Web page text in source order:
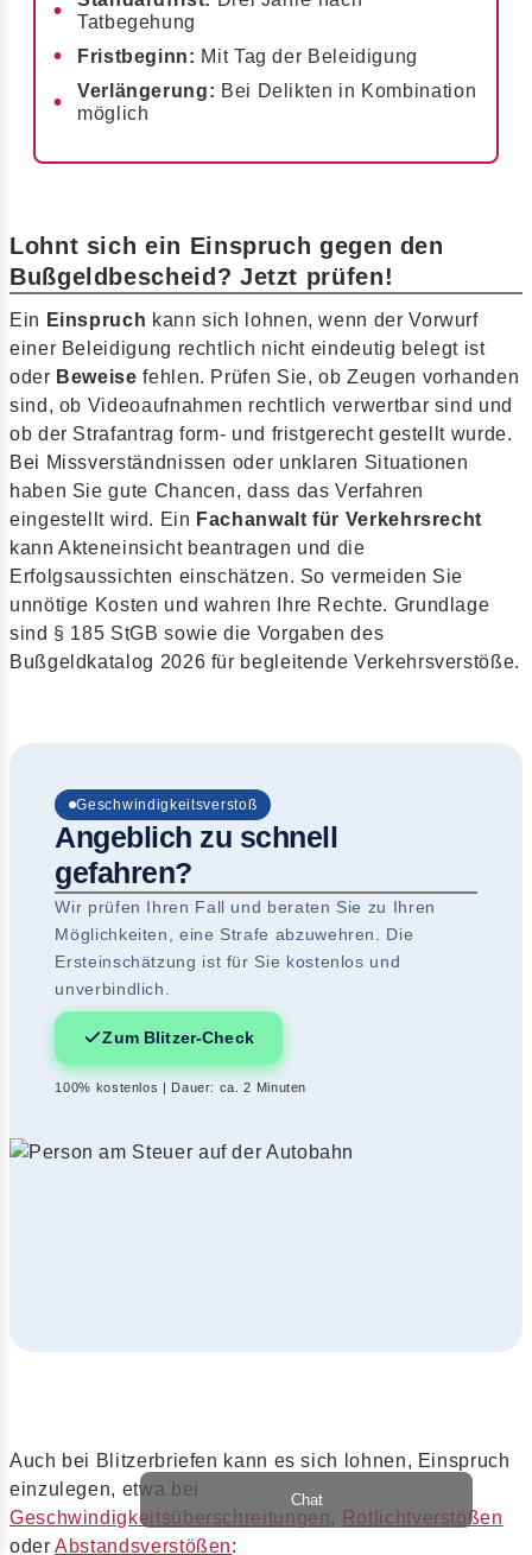
Tatbegehung
Fristbeginn: Mit Tag der Beleidigung
Verlängerung: Bei Delikten in Kombination
möglich
Lohnt sich ein Einspruch gegen den
Bußgeldbescheid? Jetzt prüfen!
Ein Einspruch kann sich lohnen, wenn der Vorwurf
einer Beleidigung rechtlich nicht eindeutig belegt ist
oder Beweise fehlen. Prüfen Sie, ob Zeugen vorhanden
sind, ob Videoaufnahmen rechtlich verwertbar sind und
ob der Strafantrag form- und fristgerecht gestellt wurde.
Bei Missverständnissen oder unklaren Situationen
haben Sie gute Chancen, dass das Verfahren
eingestellt wird. Ein Fachanwalt für Verkehrsrecht
kann Akteneinsicht beantragen und die
Erfolgsaussichten einschätzen. So vermeiden Sie
unnötige Kosten und wahren Ihre Rechte. Grundlage
sind § 185 StGB sowie die Vorgaben des
Bußgeldkatalog 2026 für begleitende Verkehrsverstöße.
Geschwindigkeitsverstoß
Angeblich zu schnell
gefahren?
Wir prüfen Ihren Fall und beraten Sie zu Ihren
Möglichkeiten, eine Strafe abzuwehren. Die
Ersteinschätzung ist für Sie kostenlos und
unverbindlich.
Zum Blitzer-Check
100% kostenlos | Dauer: ca. 2 Minuten
Auch bei Blitzerbriefen kann es sich lohnen, Einspruch
einzulegen, etwa bei
Geschwindigkeitsüberschreitungen, Rotlichtverstößen
oderAbstandsverstößen:
Chat